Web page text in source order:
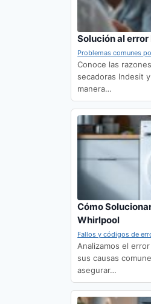
Solución al
Problemas comunes
Conoce las
secadoras Indesit
manera…
Cómo
Whirlpool
Fallos y códigos de
Analizamos el
sus causas
asegurar…